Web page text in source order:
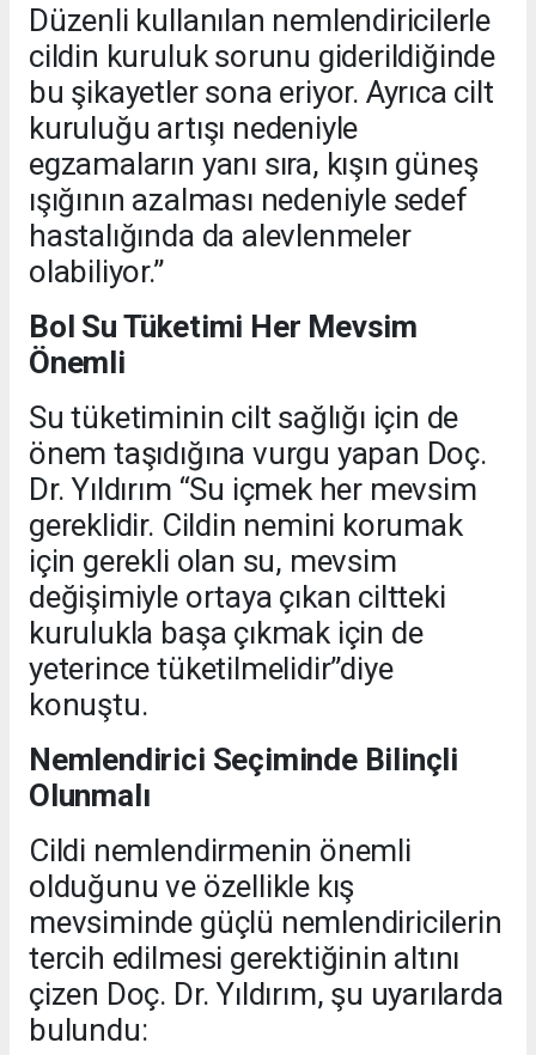
Düzenli kullanılan nemlendiricilerle
cildin kuruluk sorunu giderildiğinde
bu şikayetler sona eriyor. Ayrıca cilt
kuruluğu artışı nedeniyle
egzamaların yanı sıra, kışın güneş
ışığının azalması nedeniyle sedef
hastalığında da alevlenmeler
olabiliyor.”
Bol Su Tüketimi Her Mevsim
Önemli
Su tüketiminin cilt sağlığı için de
önem taşıdığına vurgu yapan Doç.
Dr. Yıldırım “Su içmek her mevsim
gereklidir. Cildin nemini korumak
için gerekli olan su, mevsim
değişimiyle ortaya çıkan ciltteki
kurulukla başa çıkmak için de
yeterince tüketilmelidir”diye
konuştu.
Nemlendirici Seçiminde Bilinçli
Olunmalı
Cildi nemlendirmenin önemli
olduğunu ve özellikle kış
mevsiminde güçlü nemlendiricilerin
tercih edilmesi gerektiğinin altını
çizen Doç. Dr. Yıldırım, şu uyarılarda
bulundu: